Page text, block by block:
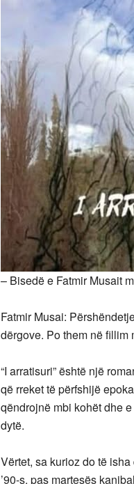
– Bisedë e Fatmir Musait
Fatmir Musai:
dërgove. Po them në fillim
“I arratisuri” është një
që rreket të përfshijë
qëndrojnë mbi kohët dhe
dytë.
Vërtet, sa kurioz do të
’90-s, pas martesës